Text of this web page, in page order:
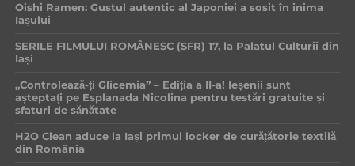
Oishi Ramen: Gustul autentic al Japoniei a sosit în inima
Iașului
SERILE FILMULUI ROMÂNESC (SFR) 17, la Palatul Culturii din
Iași
„Controlează-ți Glicemia” – Ediția a II-a! Ieșenii sunt
așteptați pe Esplanada Nicolina pentru testări gratuite și
sfaturi de sănătate
H2O Clean aduce la Iași primul locker de curățătorie textilă
din România